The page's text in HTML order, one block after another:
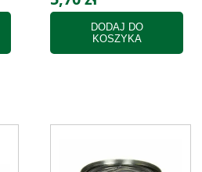
DODAJ DO
KOSZYKA